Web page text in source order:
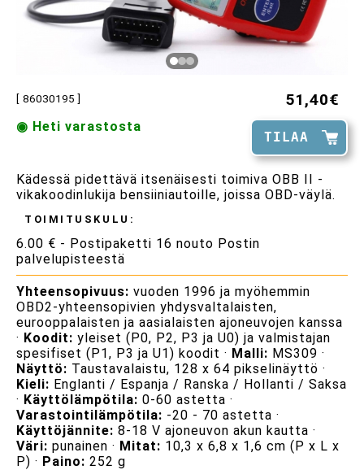
[ 86030195 ] 51,40€
TILAA
◉ Heti varastosta
Kädessä pidettävä itsenäisesti toimiva OBB II -
vikakoodinlukija bensiiniautoille, joissa OBD-väylä.
TOIMITUSKULU:
6.00 € - Postipaketti 16 nouto Postin
palvelupisteestä
Yhteensopivuus: vuoden 1996 ja myöhemmin
OBD2-yhteensopivien yhdysvaltalaisten,
eurooppalaisten ja aasialaisten ajoneuvojen kanssa
· Koodit: yleiset (P0, P2, P3 ja U0) ja valmistajan
spesifiset (P1, P3 ja U1) koodit · Malli: MS309 ·
Näyttö: Taustavalaistu, 128 x 64 pikselinäyttö ·
Kieli: Englanti / Espanja / Ranska / Hollanti / Saksa
· Käyttölämpötila: 0-60 astetta ·
Varastointilämpötila: -20 - 70 astetta ·
Käyttöjännite: 8-18 V ajoneuvon akun kautta ·
Väri: punainen · Mitat: 10,3 x 6,8 x 1,6 cm (P x L x
P) · Paino: 252 g